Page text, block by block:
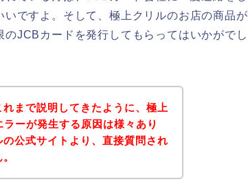
ですよ。そして、極上クリルのお店の商品が
JCBカードを発行してもらってはいかがでし
まで説明してきたように、極上
ーが発生する原因は様々あり
公式サイトより、直接質問され